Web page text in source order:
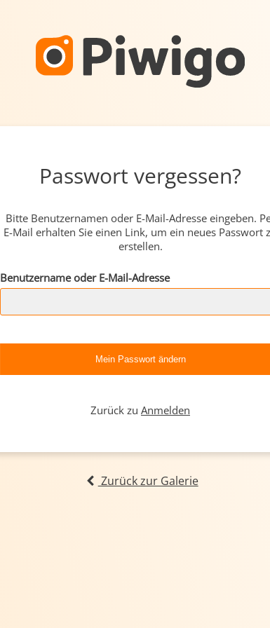
Passwort vergessen?
Bitte Benutzernamen oder E-Mail-Adresse eingeben.
E-Mail erhalten Sie einen Link, um ein neues Passwort
erstellen.
Benutzername oder E-Mail-Adresse
Zurück zu Anmelden
Zurück zur Galerie